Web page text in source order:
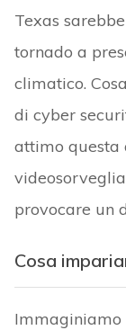
Texas
tornado a
climatico.
di cyber
attimo questa
provocare un
Cosa
Immaginiamo